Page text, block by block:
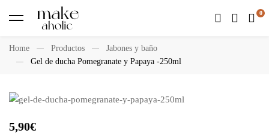
Home Productos
Jabones y baño
Gel de ducha Pomegranate y Papaya -250ml
5,90€